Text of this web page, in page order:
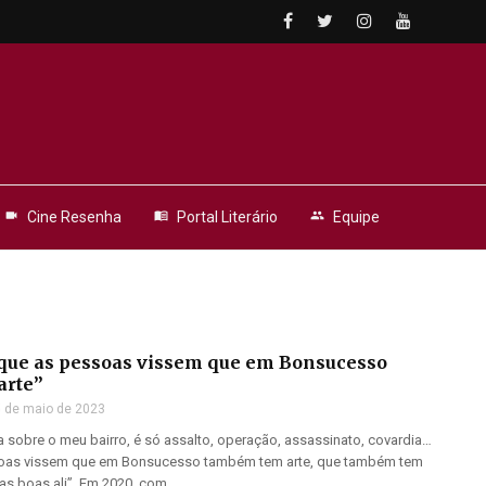
videocam Cine Resenha menu_book Portal Literário people Equipe
as pessoas vissem que em Bonsucesso
de maio de 2023
sobre o meu bairro, é só assalto, operação, assassinato, covardia…
vissem que em Bonsucesso também tem arte, que também tem